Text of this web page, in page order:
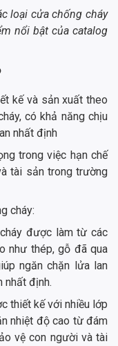
loại cửa chống cháy
nổi bật của catalog
kế và sản xuất theo
có khả năng chịu
nhất định
trong việc hạn chế
tài sản trong trường
cháy:
được làm từ các
như thép, gỗ đã qua
ngăn chặn lửa lan
nhất định.
thiết kế với nhiều lớp
nhiệt độ cao từ đám
vệ con người và tài